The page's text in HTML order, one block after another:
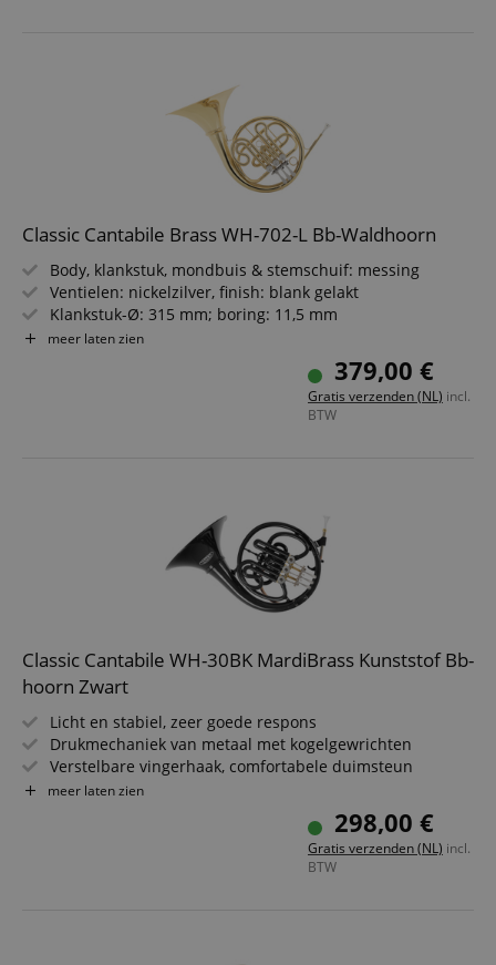
Classic Cantabile Brass WH-702-L Bb-Waldhoorn
Body, klankstuk, mondbuis & stemschuif: messing
Ventielen: nickelzilver, finish: blank gelakt
Klankstuk-Ø: 315 mm; boring: 11,5 mm
Met afneembare klankbeker
Incl. mondstuk & lichtgewicht koffer met rugzakriemen
meer laten zien
379,00 €
Gratis verzenden (NL) incl.
BTW
Classic Cantabile WH-30BK MardiBrass Kunststof Bb-
hoorn Zwart
Licht en stabiel, zeer goede respons
Drukmechaniek van metaal met kogelgewrichten
Verstelbare vingerhaak, comfortabele duimsteun
Lichaam & kleppen: ABS-kunststof, mondpijp &
Bell diameter: 300 mm, gewicht: ca. 1,4 kg
Incl. mondstuk en gigbag met rugzakriemen
meer laten zien
298,00 €
Gratis verzenden (NL) incl.
BTW